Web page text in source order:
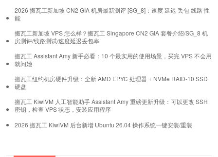
2026 搬瓦工新加坡 CN2 GIA 机房最新测评 [SG_8]：速度 延迟 丢包 线路 性
能
搬瓦工新加坡 VPS 怎么样？搬瓦工 Singapore CN2 GIA 套餐介绍/SG_8 机
房测评/线路测试/速度延迟丢包率
搬瓦工 Assistant Amy 新手必看：10 个最实用的使用场景，买完 VPS 不会用
就问她
搬瓦工纽约机房硬件升级：全新 AMD EPYC 处理器 + NVMe RAID-10 SSD
硬盘
搬瓦工 KiwiVM 人工智能助手 Assistant Amy 重磅更新升级：可以更改 SSH
密钥，检查 VPS 状态，安装应用程序
2026 搬瓦工 KiwiVM 后台新增 Ubuntu 26.04 操作系统一键安装/重装